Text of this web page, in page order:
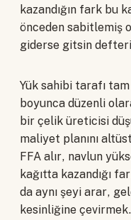
kazandığın fark bu
önceden sabitlemiş
giderse gitsin
Yük sahibi tarafı
boyunca düzenli
bir çelik üreticisi
maliyet planını
FFA alır, navlun
kağıtta kazandığı
da aynı şeyi arar,
kesinliğine